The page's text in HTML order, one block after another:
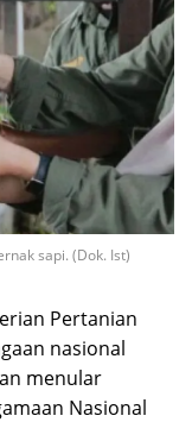
sapi. (Dok. Ist)
Pertanian
nasional
menular
Nasional